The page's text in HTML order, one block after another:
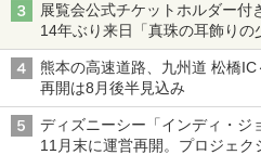
展覧会公式チケットホルダー付
14年ぶり来日「真珠の耳飾りの
熊本の高速道路、九州道 松橋
再開は8月後半見込み
ディズニーシー「インディ・ジ
11月末に運営再開。プロジェ